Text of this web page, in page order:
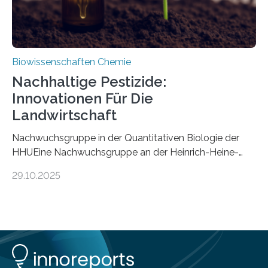
Biowissenschaften Chemie
Nachhaltige Pestizide:
Innovationen Für Die
Landwirtschaft
Nachwuchsgruppe in der Quantitativen Biologie der
HHUEine Nachwuchsgruppe an der Heinrich-Heine-
fünf Jahren erforschen, wie Bakterien auf
Insektenblume. Das Bundesministerium für Forschung,
Technologie und Raumfahrt (BMFTR) fördert das
29.10.2025